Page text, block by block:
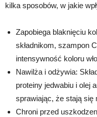
kilka sposobów, w jakie
Zapobiega blaknięciu
składnikom, szampon
intensywność koloru
Nawilża i odżywia:
proteiny jedwabiu i olej
sprawiając, że stają się
Chroni przed